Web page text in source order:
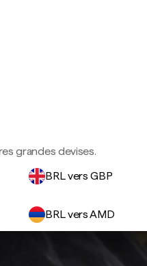
grandes devises.
BRL vers GBP
BRL vers AMD